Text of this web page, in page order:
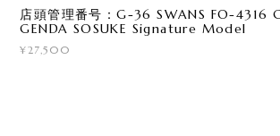
店頭管理番号：G-36 SWANS FO-4316
GENDA SOSUKE Signature Model
¥27,500